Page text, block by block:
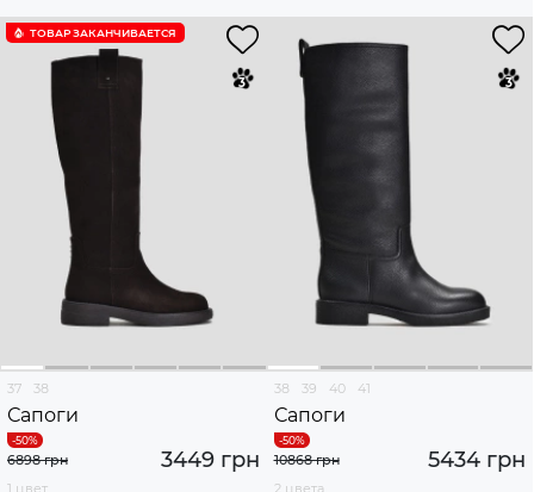
ТОВАР ЗАКАНЧИВАЕТСЯ
37 38
Сапоги
3449 грн
6898 грн
38 39 40 41
Сапоги
5434 грн
10868 грн